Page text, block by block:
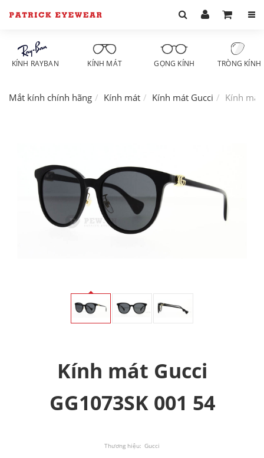
KÍNH RAYBAN KÍNH MÁT GỌNG KÍNH TRÒNG KÍNH
Mắt kính chính hãng Kính mát Kính mát Gucci Kính mát
Kính mát Gucci
GG1073SK 001 54
Thương hiệu: Gucci